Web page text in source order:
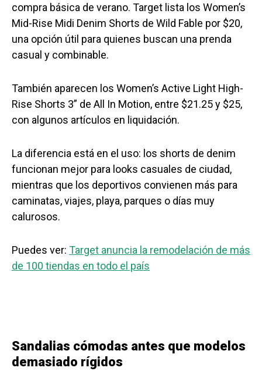
compra básica de verano. Target lista los Women’s
Mid-Rise Midi Denim Shorts de Wild Fable por $20,
una opción útil para quienes buscan una prenda
casual y combinable.
También aparecen los Women’s Active Light High-
Rise Shorts 3” de All In Motion, entre $21.25 y $25,
con algunos artículos en liquidación.
La diferencia está en el uso: los shorts de denim
funcionan mejor para looks casuales de ciudad,
mientras que los deportivos convienen más para
caminatas, viajes, playa, parques o días muy
calurosos.
Puedes ver: Target anuncia la remodelación de más
de 100 tiendas en todo el país
Sandalias cómodas antes que modelos
demasiado rígidos